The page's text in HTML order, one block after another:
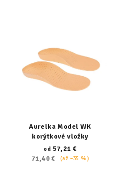
Aurelka Model WK
korýtkové vložky
od 57,21 €
71,40 €
(až –35 %)